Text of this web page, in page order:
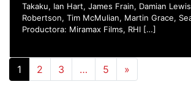
Takaku, Ian Hart, James Frain, Damian
Robertson, Tim McMulian, Martin Grace,
Productora: Miramax Films, RHI […]
1 2 3 … 5 »